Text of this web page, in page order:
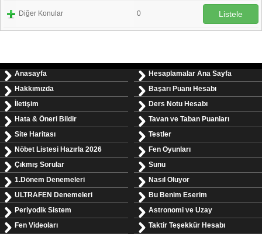
Diğer Konular 0 Listele
Anasayfa
Hakkımızda
İletişim
Hata & Öneri Bildir
Site Haritası
Nöbet Listesi Hazırla 2026
Çıkmış Sorular
1.Dönem Denemeleri
ULTRAFEN Denemeleri
Periyodik Sistem
Fen Videoları
Hesaplamalar Ana Sayfa
Başarı Puanı Hesabı
Ders Notu Hesabı
Tavan ve Taban Puanları
Testler
Fen Oyunları
Sunu
Nasıl Oluyor
Bu Benim Eserim
Astronomi ve Uzay
Taktir Teşekkür Hesabı